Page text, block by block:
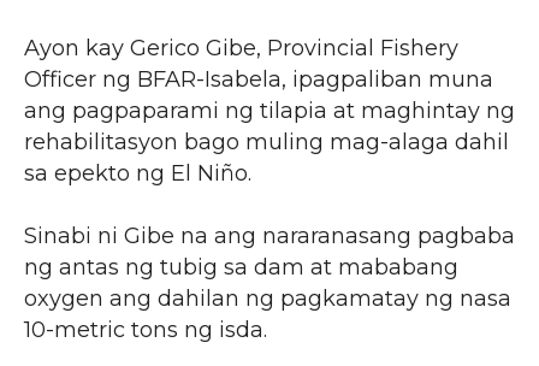
Ayon kay Gerico Gibe, Provincial Fishery
Officer ng BFAR-Isabela, ipagpaliban muna
ang pagpaparami ng tilapia at maghintay ng
rehabilitasyon bago muling mag-alaga dahil
sa epekto ng El Niño.
Sinabi ni Gibe na ang nararanasang pagbaba
ng antas ng tubig sa dam at mababang
oxygen ang dahilan ng pagkamatay ng nasa
10-metric tons ng isda.